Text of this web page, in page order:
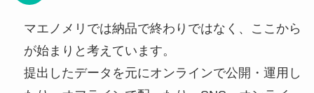
マエノメリでは納品で終わりではなく、ここから
が始まりと考えています。
提出したデータを元にオンラインで公開・運用し